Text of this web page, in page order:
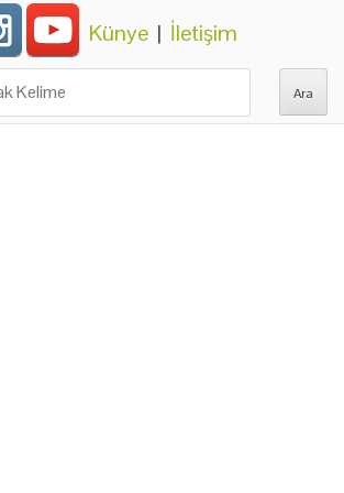
Künye | İletişim